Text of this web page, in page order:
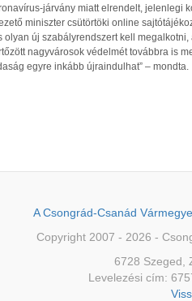
járvány miatt elrendelt, jelenlegi
miniszter csütörtöki online
olyan új szabályrendszert kell
nagyvárosok védelmét továbbra is
egyre inkább újraindulhat” – mondta.
A Csongrád-Csanád
Copyright 2007 - 2026 -
6728 Szeged,
Levelezési cím: